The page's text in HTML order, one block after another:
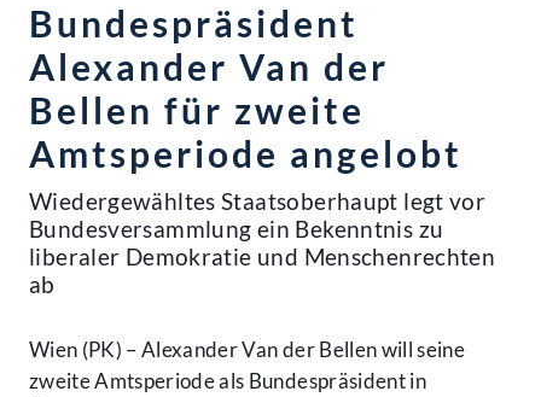
Bundespräsident
Alexander Van der
Bellen für zweite
Amtsperiode angelobt
Wiedergewähltes Staatsoberhaupt legt vor
Bundesversammlung ein Bekenntnis zu
liberaler Demokratie und Menschenrechten
ab
Wien (PK) – Alexander Van der Bellen will seine
zweite Amtsperiode als Bundespräsident in